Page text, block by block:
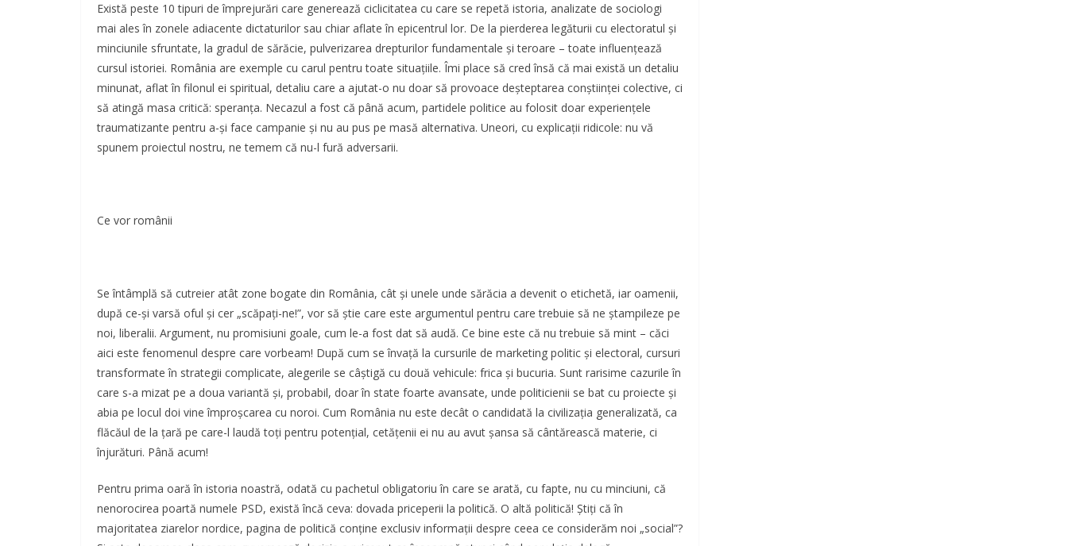
Există peste 10 tipuri de împrejurări care generează ciclicitatea cu care se repetă istoria, analizate de sociologi
mai ales în zonele adiacente dictaturilor sau chiar aflate în epicentrul lor. De la pierderea legăturii cu electoratul și
minciunile sfruntate, la gradul de sărăcie, pulverizarea drepturilor fundamentale și teroare – toate influențează
cursul istoriei. România are exemple cu carul pentru toate situațiile. Îmi place să cred însă că mai există un detaliu
minunat, aflat în filonul ei spiritual, detaliu care a ajutat-o nu doar să provoace deșteptarea conștiinței colective, ci
să atingă masa critică: speranța. Necazul a fost că până acum, partidele politice au folosit doar experiențele
traumatizante pentru a-și face campanie și nu au pus pe masă alternativa. Uneori, cu explicații ridicole: nu vă
spunem proiectul nostru, ne temem că nu-l fură adversarii.
Ce vor românii
Se întâmplă să cutreier atât zone bogate din România, cât și unele unde sărăcia a devenit o etichetă, iar oamenii,
după ce-și varsă oful și cer „scăpați-ne!”, vor să știe care este argumentul pentru care trebuie să ne ștampileze pe
noi, liberalii. Argument, nu promisiuni goale, cum le-a fost dat să audă. Ce bine este că nu trebuie să mint – căci
aici este fenomenul despre care vorbeam! După cum se învață la cursurile de marketing politic și electoral, cursuri
transformate în strategii complicate, alegerile se câștigă cu două vehicule: frica și bucuria. Sunt rarisime cazurile în
care s-a mizat pe a doua variantă și, probabil, doar în state foarte avansate, unde politicienii se bat cu proiecte și
abia pe locul doi vine împroșcarea cu noroi. Cum România nu este decât o candidată la civilizația generalizată, ca
flăcăul de la țară pe care-l laudă toți pentru potențial, cetățenii ei nu au avut șansa să cântărească materie, ci
înjurături. Până acum!
Pentru prima oară în istoria noastră, odată cu pachetul obligatoriu în care se arată, cu fapte, nu cu minciuni, că
nenorocirea poartă numele PSD, există încă ceva: dovada priceperii la politică. O altă politică! Știți că în
majoritatea ziarelor nordice, pagina de politică conține exclusiv informații despre ceea ce considerăm noi „social”?